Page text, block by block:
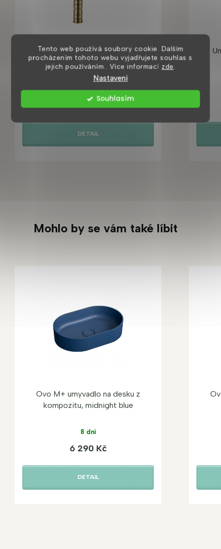
Tento web používá soubory cookie. Dalším
procházením tohoto webu vyjadřujete souhlas s
jejich používáním.. Více informací zde.
Nastavení
Souhlasím
Rustico vysoká umyvadlová baterie,
mosaz
8 dní
1 835 Kč
DETAIL
Mohlo by se vám také líbit
Ovo M+ umyvadlo na desku z
kompozitu, midnight blue
8 dní
6 290 Kč
DETAIL